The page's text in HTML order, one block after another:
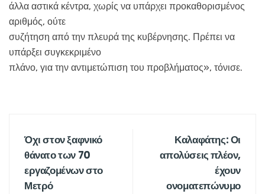
άλλα αστικά κέντρα, χωρίς να υπάρχει προκαθορισμένος
αριθμός, ούτε
συζήτηση από την πλευρά της κυβέρνησης. Πρέπει να
υπάρξει συγκεκριμένο
πλάνο, για την αντιμετώπιση του προβλήματος», τόνισε.
Όχι στον ξαφνικό
θάνατο των 70
εργαζομένων στο
Μετρό
Καλαφάτης: Οι
απολύσεις πλέον,
έχουν
ονοματεπώνυμο